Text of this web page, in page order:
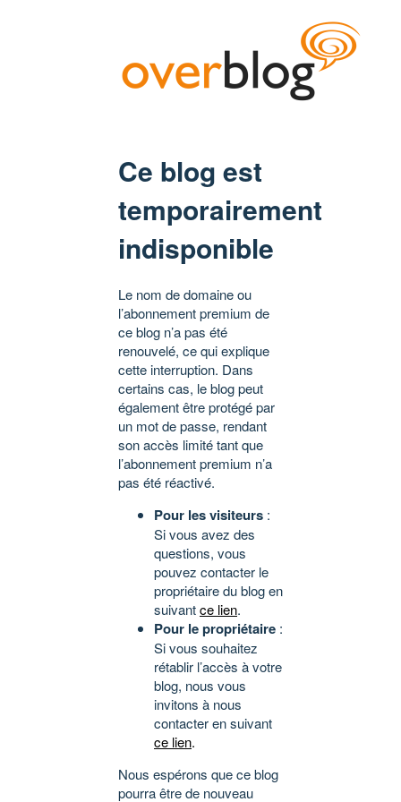
Ce blog est
temporairement
indisponible
Le nom de domaine ou
l’abonnement premium de
ce blog n’a pas été
renouvelé, ce qui explique
cette interruption. Dans
certains cas, le blog peut
également être protégé par
un mot de passe, rendant
son accès limité tant que
l’abonnement premium n’a
pas été réactivé.
Pour les visiteurs :
Si vous avez des
questions, vous
pouvez contacter le
propriétaire du blog en
suivantce lien.
Pour le propriétaire :
Si vous souhaitez
rétablir l’accès à votre
blog, nous vous
invitons à nous
contacter en suivant
ce lien.
Nous espérons que ce blog
pourra être de nouveau